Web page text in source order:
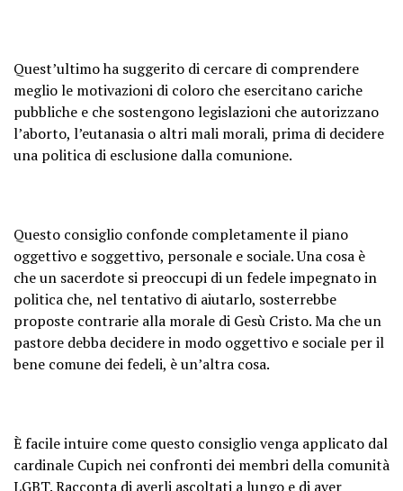
Quest’ultimo ha suggerito di cercare di comprendere
meglio le motivazioni di coloro che esercitano cariche
pubbliche e che sostengono legislazioni che autorizzano
l’aborto, l’eutanasia o altri mali morali, prima di decidere
una politica di esclusione dalla comunione.
Questo consiglio confonde completamente il piano
oggettivo e soggettivo, personale e sociale. Una cosa è
che un sacerdote si preoccupi di un fedele impegnato in
politica che, nel tentativo di aiutarlo, sosterrebbe
proposte contrarie alla morale di Gesù Cristo. Ma che un
pastore debba decidere in modo oggettivo e sociale per il
bene comune dei fedeli, è un’altra cosa.
È facile intuire come questo consiglio venga applicato dal
cardinale Cupich nei confronti dei membri della comunità
LGBT. Racconta di averli ascoltati a lungo e di aver